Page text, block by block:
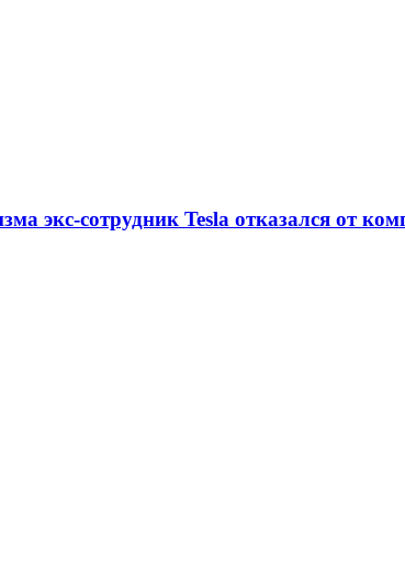
экс-сотрудник Tesla отказался от